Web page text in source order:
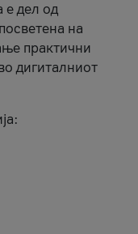
е дел од
на
практични
дигиталниот